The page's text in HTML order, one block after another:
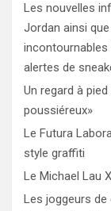
Les nouvelles
Jordan ainsi
alertes de
Un regard à
poussiéreux»
Le Futura
style graffiti
Le Michael Lau
Les joggeurs de